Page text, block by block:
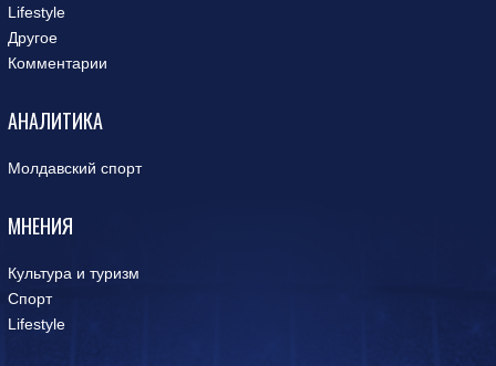
Lifestyle
Другое
Комментарии
АНАЛИТИКА
Молдавский спорт
МНЕНИЯ
Культура и туризм
Спорт
Lifestyle